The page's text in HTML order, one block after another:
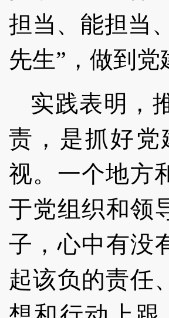
担当、能担当
先生”，做到
实践表明，
责，是抓好
视。一个地方
于党组织和领
子，心中有没
起该负的责任